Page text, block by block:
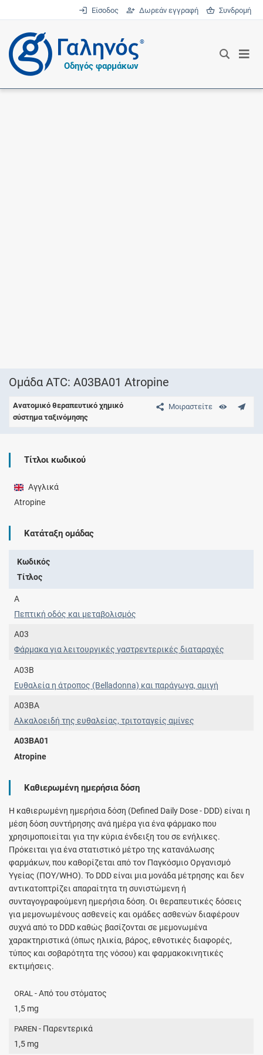
Είσοδος Δωρεάν εγγραφή Συνδρομή
®
Οδηγός φαρμάκων
Ομάδα ATC: A03BA01 Atropine
Μοιραστείτε
Ανατομικό θεραπευτικό χημικό
σύστημα ταξινόμησης
Τίτλοι κωδικού
Αγγλικά
Atropine
Κατάταξη ομάδας
Κωδικός
Τίτλος
A
Πεπτική οδός και μεταβολισμός
A03
Φάρμακα για λειτουργικές γαστρεντερικές διαταραχές
A03B
Ευθαλεία η άτροπος (Belladonna) και παράγωγα, αμιγή
A03BA
Αλκαλοειδή της ευθαλείας, τριτοταγείς αμίνες
A03BA01
Atropine
Καθιερωμένη ημερήσια δόση
H καθιερωμένη ημερήσια δόση (Defined Daily Dose - DDD) είναι η
μέση δόση συντήρησης ανά ημέρα για ένα φάρμακο που
χρησιμοποιείται για την κύρια ένδειξη του σε ενήλικες.
Πρόκειται για ένα στατιστικό μέτρο της κατανάλωσης
φαρμάκων, που καθορίζεται από τον Παγκόσμιο Οργανισμό
Υγείας (ΠΟΥ/WHO). Το DDD είναι μια μονάδα μέτρησης και δεν
αντικατοπτρίζει απαραίτητα τη συνιστώμενη ή
συνταγογραφούμενη ημερήσια δόση. Οι θεραπευτικές δόσεις
για μεμονωμένους ασθενείς και ομάδες ασθενών διαφέρουν
συχνά από το DDD καθώς βασίζονται σε μεμονωμένα
χαρακτηριστικά (όπως ηλικία, βάρος, εθνοτικές διαφορές,
τύπος και σοβαρότητα της νόσου) και φαρμακοκινητικές
εκτιμήσεις.
ORAL - Από του στόματος
1,5 mg
PAREN - Παρεντερικά
1,5 mg